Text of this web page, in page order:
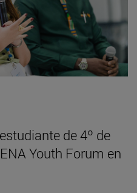
de 4º de
Youth Forum en